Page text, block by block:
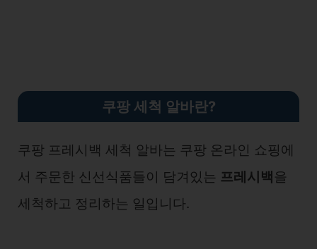
쿠팡 세척 알바란?
쿠팡 프레시백 세척 알바는 쿠팡 온라인 쇼핑에
서 주문한 신선식품들이 담겨있는 프레시백 을
세척하고 정리하는 일입니다.